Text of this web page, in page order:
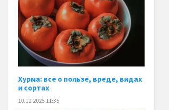
Хурма: все о пользе, вреде, видах
и сортах
10.12.2025 11:35